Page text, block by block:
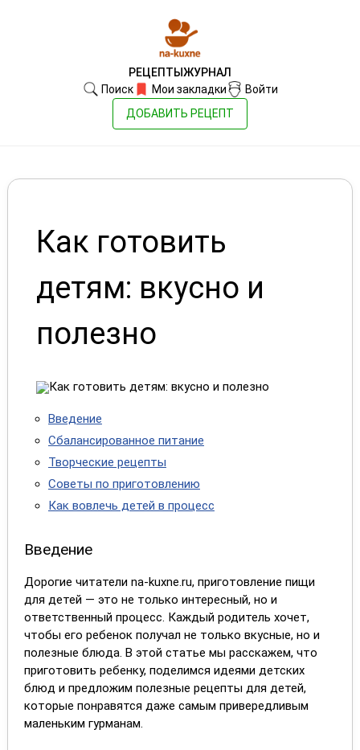
РЕЦЕПТЫ ЖУРНАЛ
Поиск
Мои закладки
Войти
ДОБАВИТЬ РЕЦЕПТ
Как готовить
детям: вкусно и
полезно
Введение
Сбалансированное питание
Творческие рецепты
Советы по приготовлению
Как вовлечь детей в процесс
Введение
Дорогие читатели na-kuxne.ru, приготовление пищи
для детей — это не только интересный, но и
ответственный процесс. Каждый родитель хочет,
чтобы его ребенок получал не только вкусные, но и
полезные блюда. В этой статье мы расскажем, что
приготовить ребенку, поделимся идеями детских
блюд и предложим полезные рецепты для детей,
которые понравятся даже самым привередливым
маленьким гурманам.